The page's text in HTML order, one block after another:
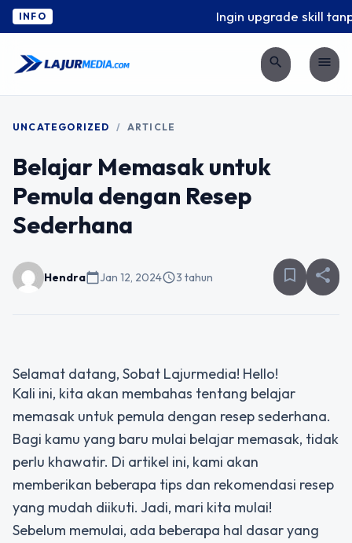
INFO Ingin upgrade skill
search menu
UNCATEGORIZED / ARTICLE
Belajar Memasak untuk
Pemula dengan Resep
Sederhana
Hendracalendar_todayJan 12, 2024schedule3 tahun bookmark_border share
Selamat datang, Sobat Lajurmedia! Hello!
Kali ini, kita akan membahas tentang belajar
memasak untuk pemula dengan resep sederhana.
Bagi kamu yang baru mulai belajar memasak, tidak
perlu khawatir. Di artikel ini, kami akan
memberikan beberapa tips dan rekomendasi resep
yang mudah diikuti. Jadi, mari kita mulai!
Sebelum memulai, ada beberapa hal dasar yang